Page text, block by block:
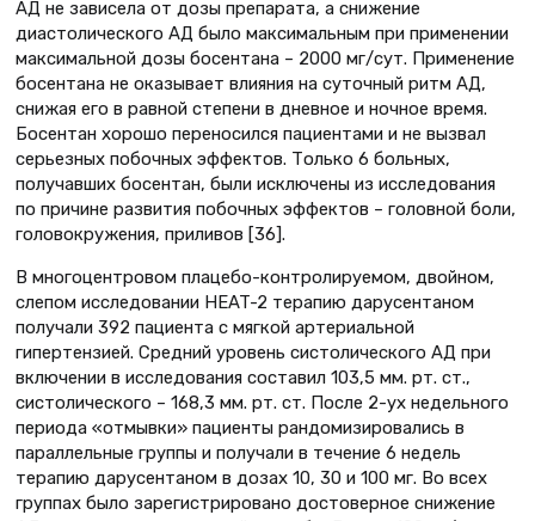
АД не зависела от дозы препарата, а снижение
диастолического АД было максимальным при применении
максимальной дозы босентана – 2000 мг/сут. Применение
босентана не оказывает влияния на суточный ритм АД,
снижая его в равной степени в дневное и ночное время.
Босентан хорошо переносился пациентами и не вызвал
серьезных побочных эффектов. Только 6 больных,
получавших босентан, были исключены из исследования
по причине развития побочных эффектов – головной боли,
головокружения, приливов [36].
В многоцентровом плацебо-контролируемом, двойном,
слепом исследовании HEAT-2 терапию дарусентаном
получали 392 пациента с мягкой артериальной
гипертензией. Средний уровень систолического АД при
включении в исследования составил 103,5 мм. рт. ст.,
систолического – 168,3 мм. рт. ст. После 2-ух недельного
периода «отмывки» пациенты рандомизировались в
параллельные группы и получали в течение 6 недель
терапию дарусентаном в дозах 10, 30 и 100 мг. Во всех
группах было зарегистрировано достоверное снижение